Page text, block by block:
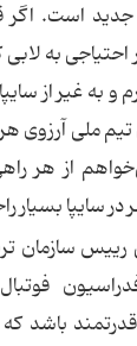
جدید است. اگر
به
و به غیر از
ملی آرزوی
از هر
سایپا
سازمان
قدرتمند باشد